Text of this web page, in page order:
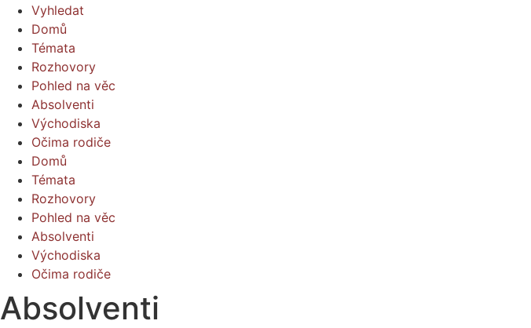
Vyhledat
Domů
Témata
Rozhovory
Pohled na věc
Absolventi
Východiska
Očima rodiče
Domů
Témata
Rozhovory
Pohled na věc
Absolventi
Východiska
Očima rodiče
Absolventi